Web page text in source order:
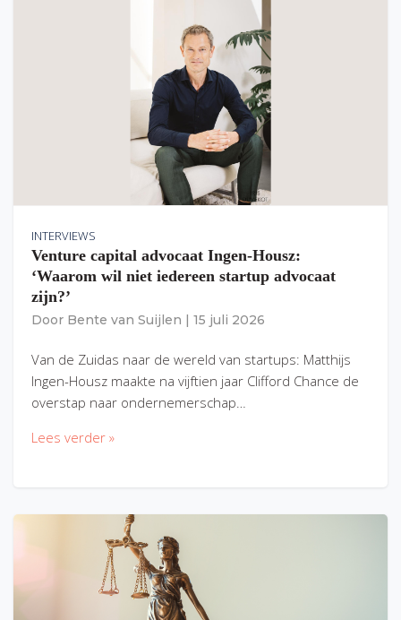
INTERVIEWS
Venture capital advocaat Ingen-Housz:
‘Waarom wil niet iedereen startup advocaat
zijn?’
Door Bente van Suijlen 15 juli 2026
Van de Zuidas naar de wereld van startups: Matthijs
Ingen-Housz maakte na vijftien jaar Clifford Chance de
overstap naar ondernemerschap…
Lees verder »